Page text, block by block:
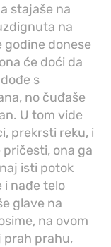
stajaše na
na
godine donese
će doći da
s
no čuđaše
U tom vide
prekrsti reku, i
pričesti, ona ga
isti potok
i nađe telo
glave na
na ovom
prah prahu,